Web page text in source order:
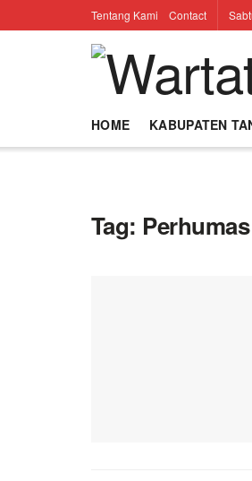
Tentang Kami Contact
HOME KABUPATEN
Tag: Perhumas